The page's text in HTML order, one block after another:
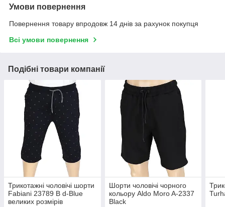
Умови повернення
Повернення товару впродовж 14 днів за рахунок покупця
Всі умови повернення
Подібні товари компанії
Трикотажні чоловічі шорти
Fabianі 23789 B d-Blue
великих розмірів
Шорти чоловічі чорного
кольору Aldo Moro A-2337
Black